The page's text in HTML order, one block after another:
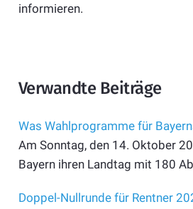
informieren.
Verwandte Beiträge
Was Wahlprogramme für
Am Sonntag, den 14. Oktober
Bayern ihren Landtag mit 180
Doppel-Nullrunde für Rentner